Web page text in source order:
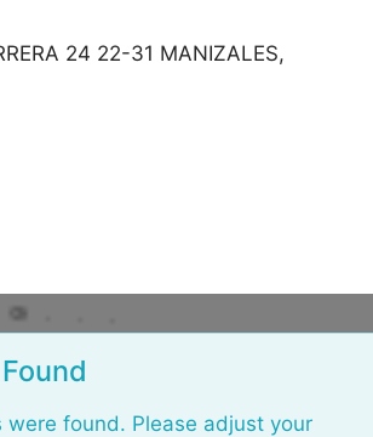
24 22-31 MANIZALES,
were found. Please adjust your